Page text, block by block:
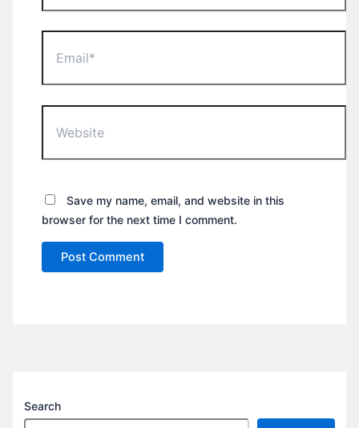
Save my name, email, and website in this
browser for the next time I comment.
Search